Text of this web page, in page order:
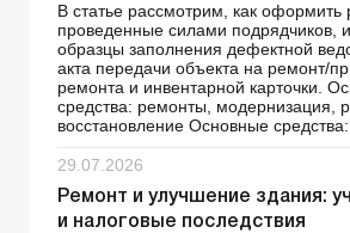
В статье рассмотрим, как оформить
проведенные силами подрядчиков,
образцы заполнения дефектной
акта передачи объекта на ремонт/
ремонта и инвентарной карточки.
средства: ремонты, модернизация,
восстановление Основные
29.07.2026
Ремонт и улучшение здания:
и налоговые последствия